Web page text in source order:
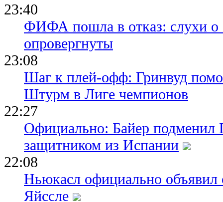
23:40
ФИФА пошла в отказ: слухи
опровергнуты
23:08
Шаг к плей-офф: Гринвуд
Штурм в Лиге чемпионов
22:27
Официально: Байер подменил
защитником из Испании
22:08
Ньюкасл официально объявил
Яйссле